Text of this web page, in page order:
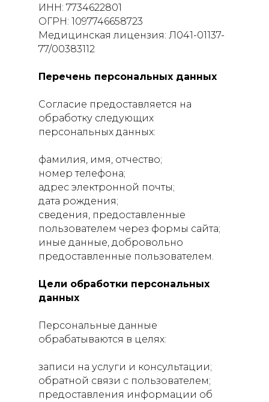
ИНН: 7734622801
ОГРН: 1097746658723
Медицинская лицензия: Л041-01137-
77/00383112
Перечень персональных данных
Согласие предоставляется на
обработку следующих
персональных данных:
фамилия, имя, отчество;
номер телефона;
адрес электронной почты;
дата рождения;
сведения, предоставленные
пользователем через формы сайта;
иные данные, добровольно
предоставленные пользователем.
Цели обработки персональных
данных
Персональные данные
обрабатываются в целях:
записи на услуги и консультации;
обратной связи с пользователем;
предоставления информации об